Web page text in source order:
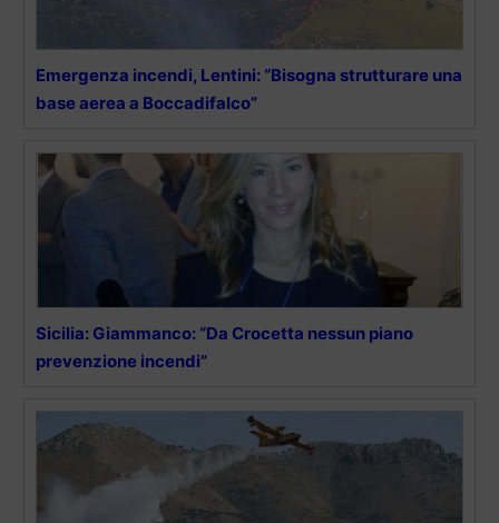
Emergenza incendi, Lentini: “Bisogna strutturare una
base aerea a Boccadifalco”
Sicilia: Giammanco: “Da Crocetta nessun piano
prevenzione incendi”